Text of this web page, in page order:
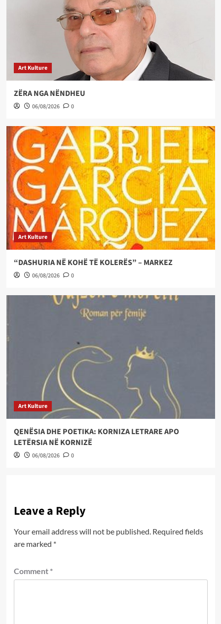
Art Kulture
ZËRA NGA NËNDHEU
06/08/2026 0
Art Kulture
“DASHURIA NË KOHË TË KOLERËS” – MARKEZ
06/08/2026 0
Art Kulture
QENËSIA DHE POETIKA: KORNIZA LETRARE APO
LETËRSIA NË KORNIZË
06/08/2026 0
Leave a Reply
Your email address will not be published. Required fields
are marked *
Comment *